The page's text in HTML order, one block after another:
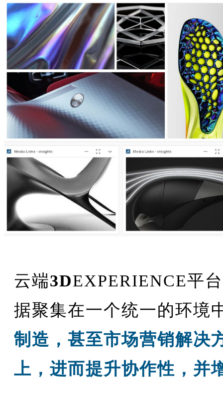
云端3DEXPERIENCE平
据聚集在一个统一的环境
制造，甚至市场营销解决
上，进而提升协作性，并